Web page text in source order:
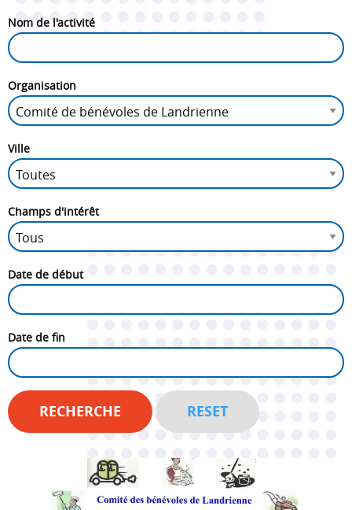
Nom de l'activité
Organisation
Ville
Champs d'intérêt
Date de début
Date de fin